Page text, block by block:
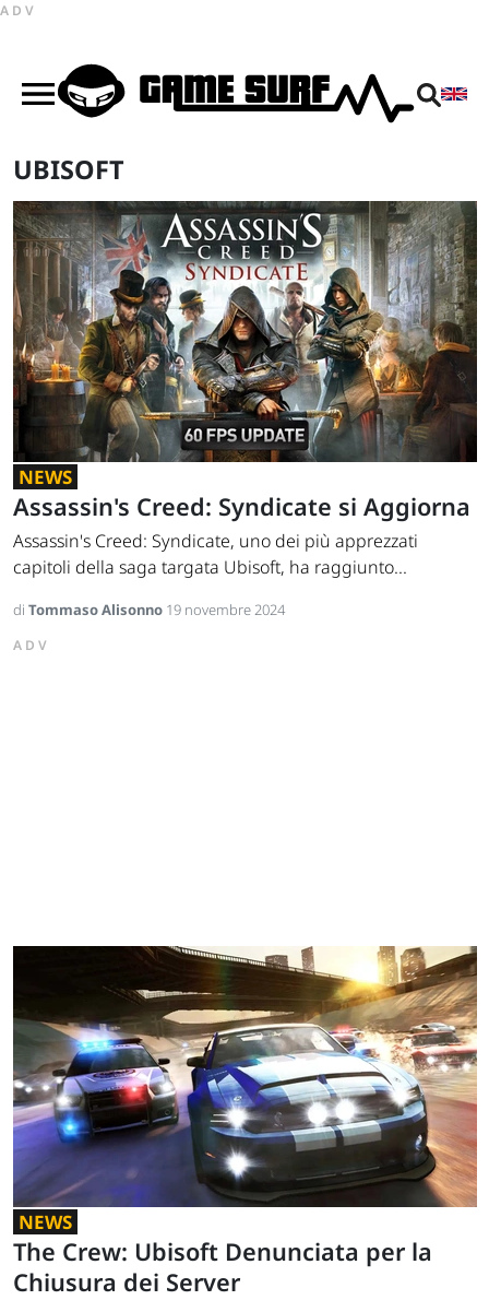
ADV
UBISOFT
NEWS
Assassin's Creed: Syndicate si Aggiorna
Assassin's Creed: Syndicate, uno dei più apprezzati
capitoli della saga targata Ubisoft, ha raggiunto...
di Tommaso Alisonno 19 novembre 2024
ADV
NEWS
The Crew: Ubisoft Denunciata per la
Chiusura dei Server